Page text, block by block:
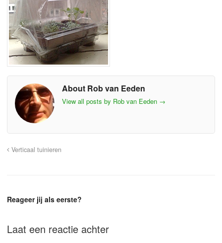
About Rob van Eeden
View all posts by Rob van Eeden →
Verticaal tuinieren
Reageer jij als eerste?
Laat een reactie achter